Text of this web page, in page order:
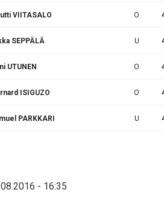
VIITASALO O
SEPPÄLÄ U
UTUNEN O
ISIGUZO O
PARKKARI U
- 16:35